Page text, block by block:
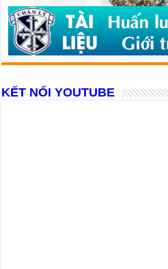
KẾT NỐI YOUTUBE